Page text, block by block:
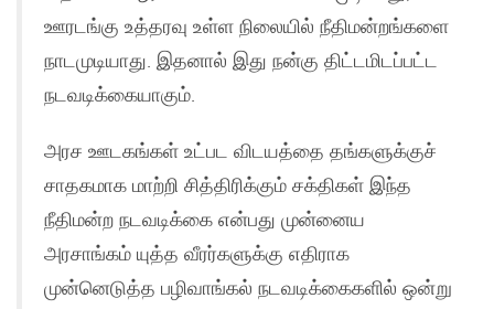
ஊரடங்கு உத்தரவு உள்ள நிலையில் நீதிமன்றங்களை
நாடமுடியாது. இதனால் இது நன்கு திட்டமிடப்பட்ட
நடவடிக்கையாகும்.
அரச ஊடகங்கள் உட்பட விடயத்தை தங்களுக்குச்
சாதகமாக மாற்றி சித்திரிக்கும் சக்திகள் இந்த
நீதிமன்ற நடவடிக்கை என்பது முன்னைய
அரசாங்கம் யுத்த வீரர்களுக்கு எதிராக
முன்னெடுத்த பழிவாங்கல் நடவடிக்கைகளில் ஒன்று